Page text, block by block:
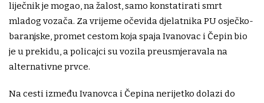
liječnik je mogao, na žalost, samo konstatirati smrt
mladog vozača. Za vrijeme očevida djelatnika PU osječko-
baranjske, promet cestom koja spaja Ivanovac i Čepin bio
je u prekidu, a policajci su vozila preusmjeravala na
alternativne prvce.
Na cesti između Ivanovca i Čepina nerijetko dolazi do